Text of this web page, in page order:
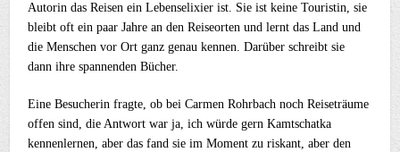
Autorin das Reisen ein Lebenselixier ist. Sie ist keine Touristin, sie
bleibt oft ein paar Jahre an den Reiseorten und lernt das Land und
die Menschen vor Ort ganz genau kennen. Darüber schreibt sie
dann ihre spannenden Bücher.
Eine Besucherin fragte, ob bei Carmen Rohrbach noch Reiseträume
offen sind, die Antwort war ja, ich würde gern Kamtschatka
kennenlernen, aber das fand sie im Moment zu riskant, aber den